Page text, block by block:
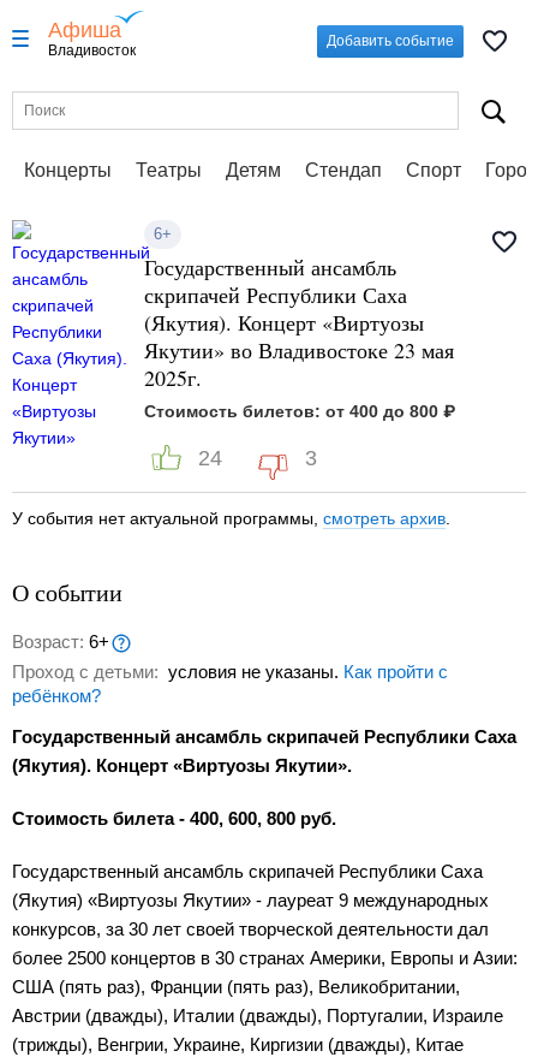
Афиша
Владивосток
Добавить событие
Концерты Театры Детям Стендап Спорт
6+
Государственный ансамбль
скрипачей Республики Саха
(Якутия). Концерт «Виртуозы
Якутии» во Владивостоке 23 мая
2025г.
Стоимость билетов: от 400 до 800 ₽
24 3
У события нет актуальной программы, смотреть архив
О событии
Возраст: 6+
Проход с детьми: условия не указаны. Как пройти с
ребёнком?
Государственный ансамбль скрипачей Республики Саха
(Якутия). Концерт «Виртуозы Якутии».
Стоимость билета - 400, 600, 800 руб.
Государственный ансамбль скрипачей Республики Саха
(Якутия) «Виртуозы Якутии» - лауреат 9 международных
конкурсов, за 30 лет своей творческой деятельности дал
более 2500 концертов в 30 странах Америки, Европы и Азии:
США (пять раз), Франции (пять раз), Великобритании,
Австрии (дважды), Италии (дважды), Португалии, Израиле
(трижды), Венгрии, Украине, Киргизии (дважды), Китае